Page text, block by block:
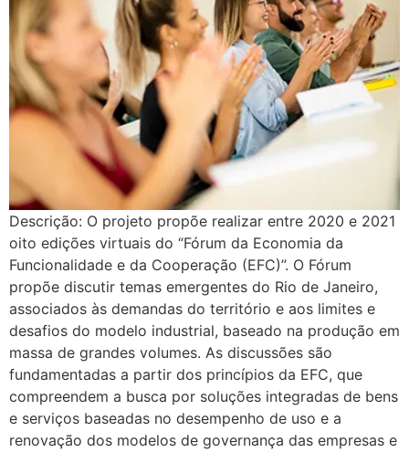
Descrição: O projeto propõe realizar entre 2020 e 2021
oito edições virtuais do “Fórum da Economia da
Funcionalidade e da Cooperação (EFC)”. O Fórum
propõe discutir temas emergentes do Rio de Janeiro,
associados às demandas do território e aos limites e
desafios do modelo industrial, baseado na produção em
massa de grandes volumes. As discussões são
fundamentadas a partir dos princípios da EFC, que
compreendem a busca por soluções integradas de bens
e serviços baseadas no desempenho de uso e a
renovação dos modelos de governança das empresas e